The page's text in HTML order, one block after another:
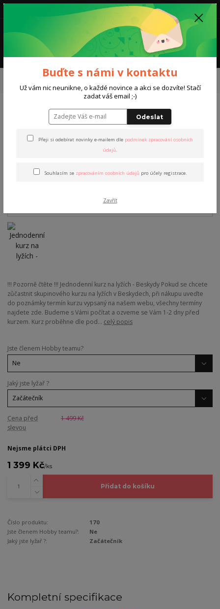
Menu
0,00 Kč
Kurzy a trénink
Jednodenní kurz na lyžích - Beskydy(do
poznámky vyplňte termín kurzu)
Jednodenní kurz na lyžích -
Beskydy(do poznámky
vyplňte termín kurzu)
!!! Pozorně čtěte !!! Jednodenní kurz na lyžích - Beskydy Pokud se chcete
zůčastnit skupinového kurzu na lyžích v Beskydech, při nákupu uveďte
do poznámky termín kurzu vypsaný na našem webu, všechny termíny
najdete zde. Budeme s Vámi počítat a ozveme se Vám 1-2 dny před
kurzem. Kurz proběhne dle pod... celý popis
Jste členem Hobby teamu?
Jaký jste lyžař ?
Cena před
slevou
1 499 Kč
Nejsme plátci DPH
1 399 Kč/ks
Přidat do košíku
Číslo produktu:
170
Jste členem Hobby teamu?:
Ne
Jaký jste lyžař ?:
Začátečník
Kompletní specifikace
Buďte s námi v kontaktu
Už vám nic neunikne, o každé novince a akci se dozvíte! Stačí
zadat váš email ;-)
Odeslat
Přeji si odebírat novinky e-mailem dle podmínek zpracování osobních
údajů.
Souhlasím se zpracováním osobních údajů pro účely registrace.
Zavřít